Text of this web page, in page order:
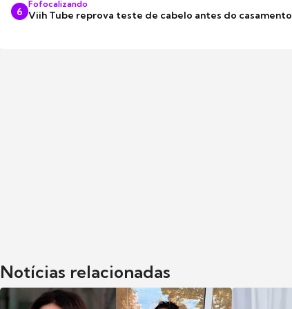
6
Fofocalizando
Viih Tube reprova teste de cabelo antes do casamento
Notícias relacionadas